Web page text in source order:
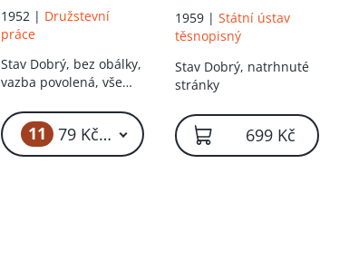
1952 | Družstevní
práce
Stav Dobrý, bez obálky,
vazba povolená, vše
11 79 Kč – 3 999 Kč
1959 |Státní ústav
těsnopisný
Stav Dobrý, natrhnuté
stránky
699 Kč